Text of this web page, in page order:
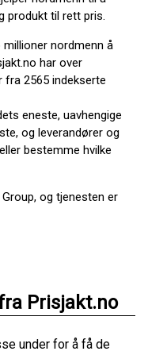
produkt til rett pris.
nordmenn å
har over
fra 2565 indekserte
eneste, uavhengige
og leverandører og
bestemme hvilke
og tjenesten er
Prisjakt.no
under for å få de